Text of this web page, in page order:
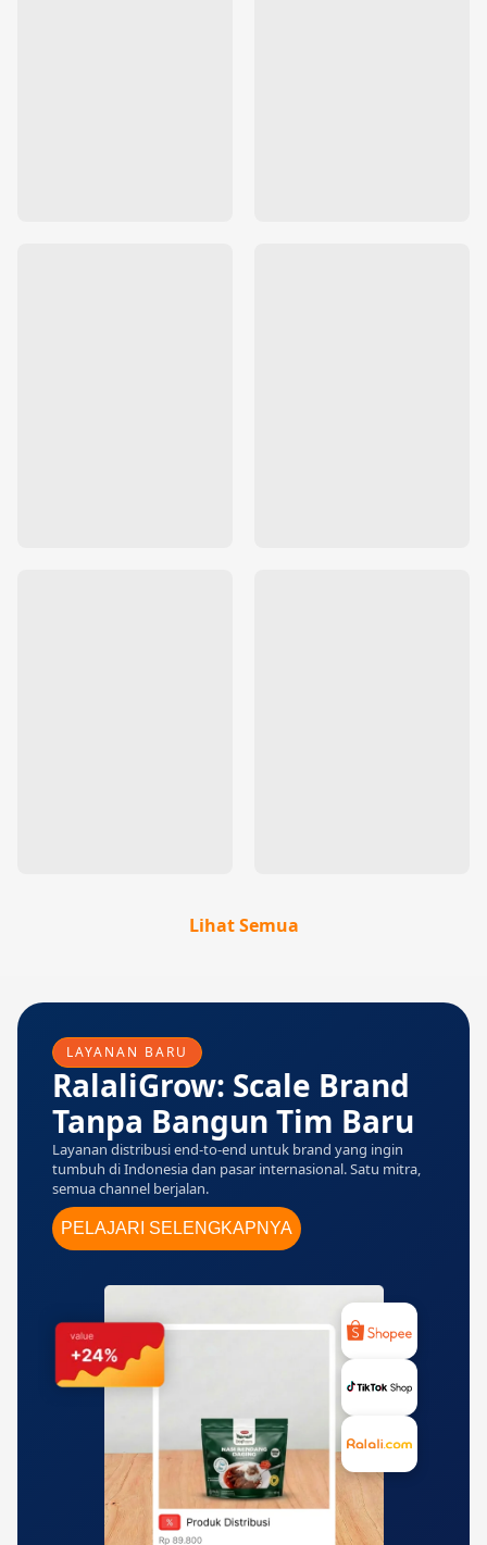
Lihat Semua
LAYANAN BARU
RalaliGrow: Scale Brand
Tanpa Bangun Tim Baru
Layanan distribusi end-to-end untuk brand yang ingin
tumbuh di Indonesia dan pasar internasional. Satu mitra,
semua channel berjalan.
PELAJARI SELENGKAPNYA